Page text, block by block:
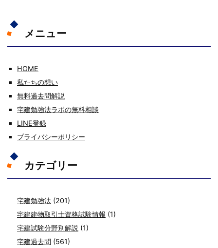
メニュー
HOME
私たちの想い
無料過去問解説
宅建勉強法ラボの無料相談
LINE登録
プライバシーポリシー
カテゴリー
宅建勉強法 (201)
宅建建物取引士資格試験情報 (1)
宅建試験分野別解説 (1)
宅建過去問 (561)